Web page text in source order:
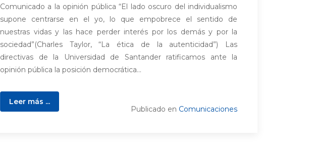
Comunicado a la opinión pública “El lado oscuro del individualismo
supone centrarse en el yo, lo que empobrece el sentido de
nuestras vidas y las hace perder interés por los demás y por la
sociedad”(Charles Taylor, “La ética de la autenticidad”) Las
directivas de la Universidad de Santander ratificamos ante la
opinión pública la posición democrática...
Leer más ...
Publicado en Comunicaciones